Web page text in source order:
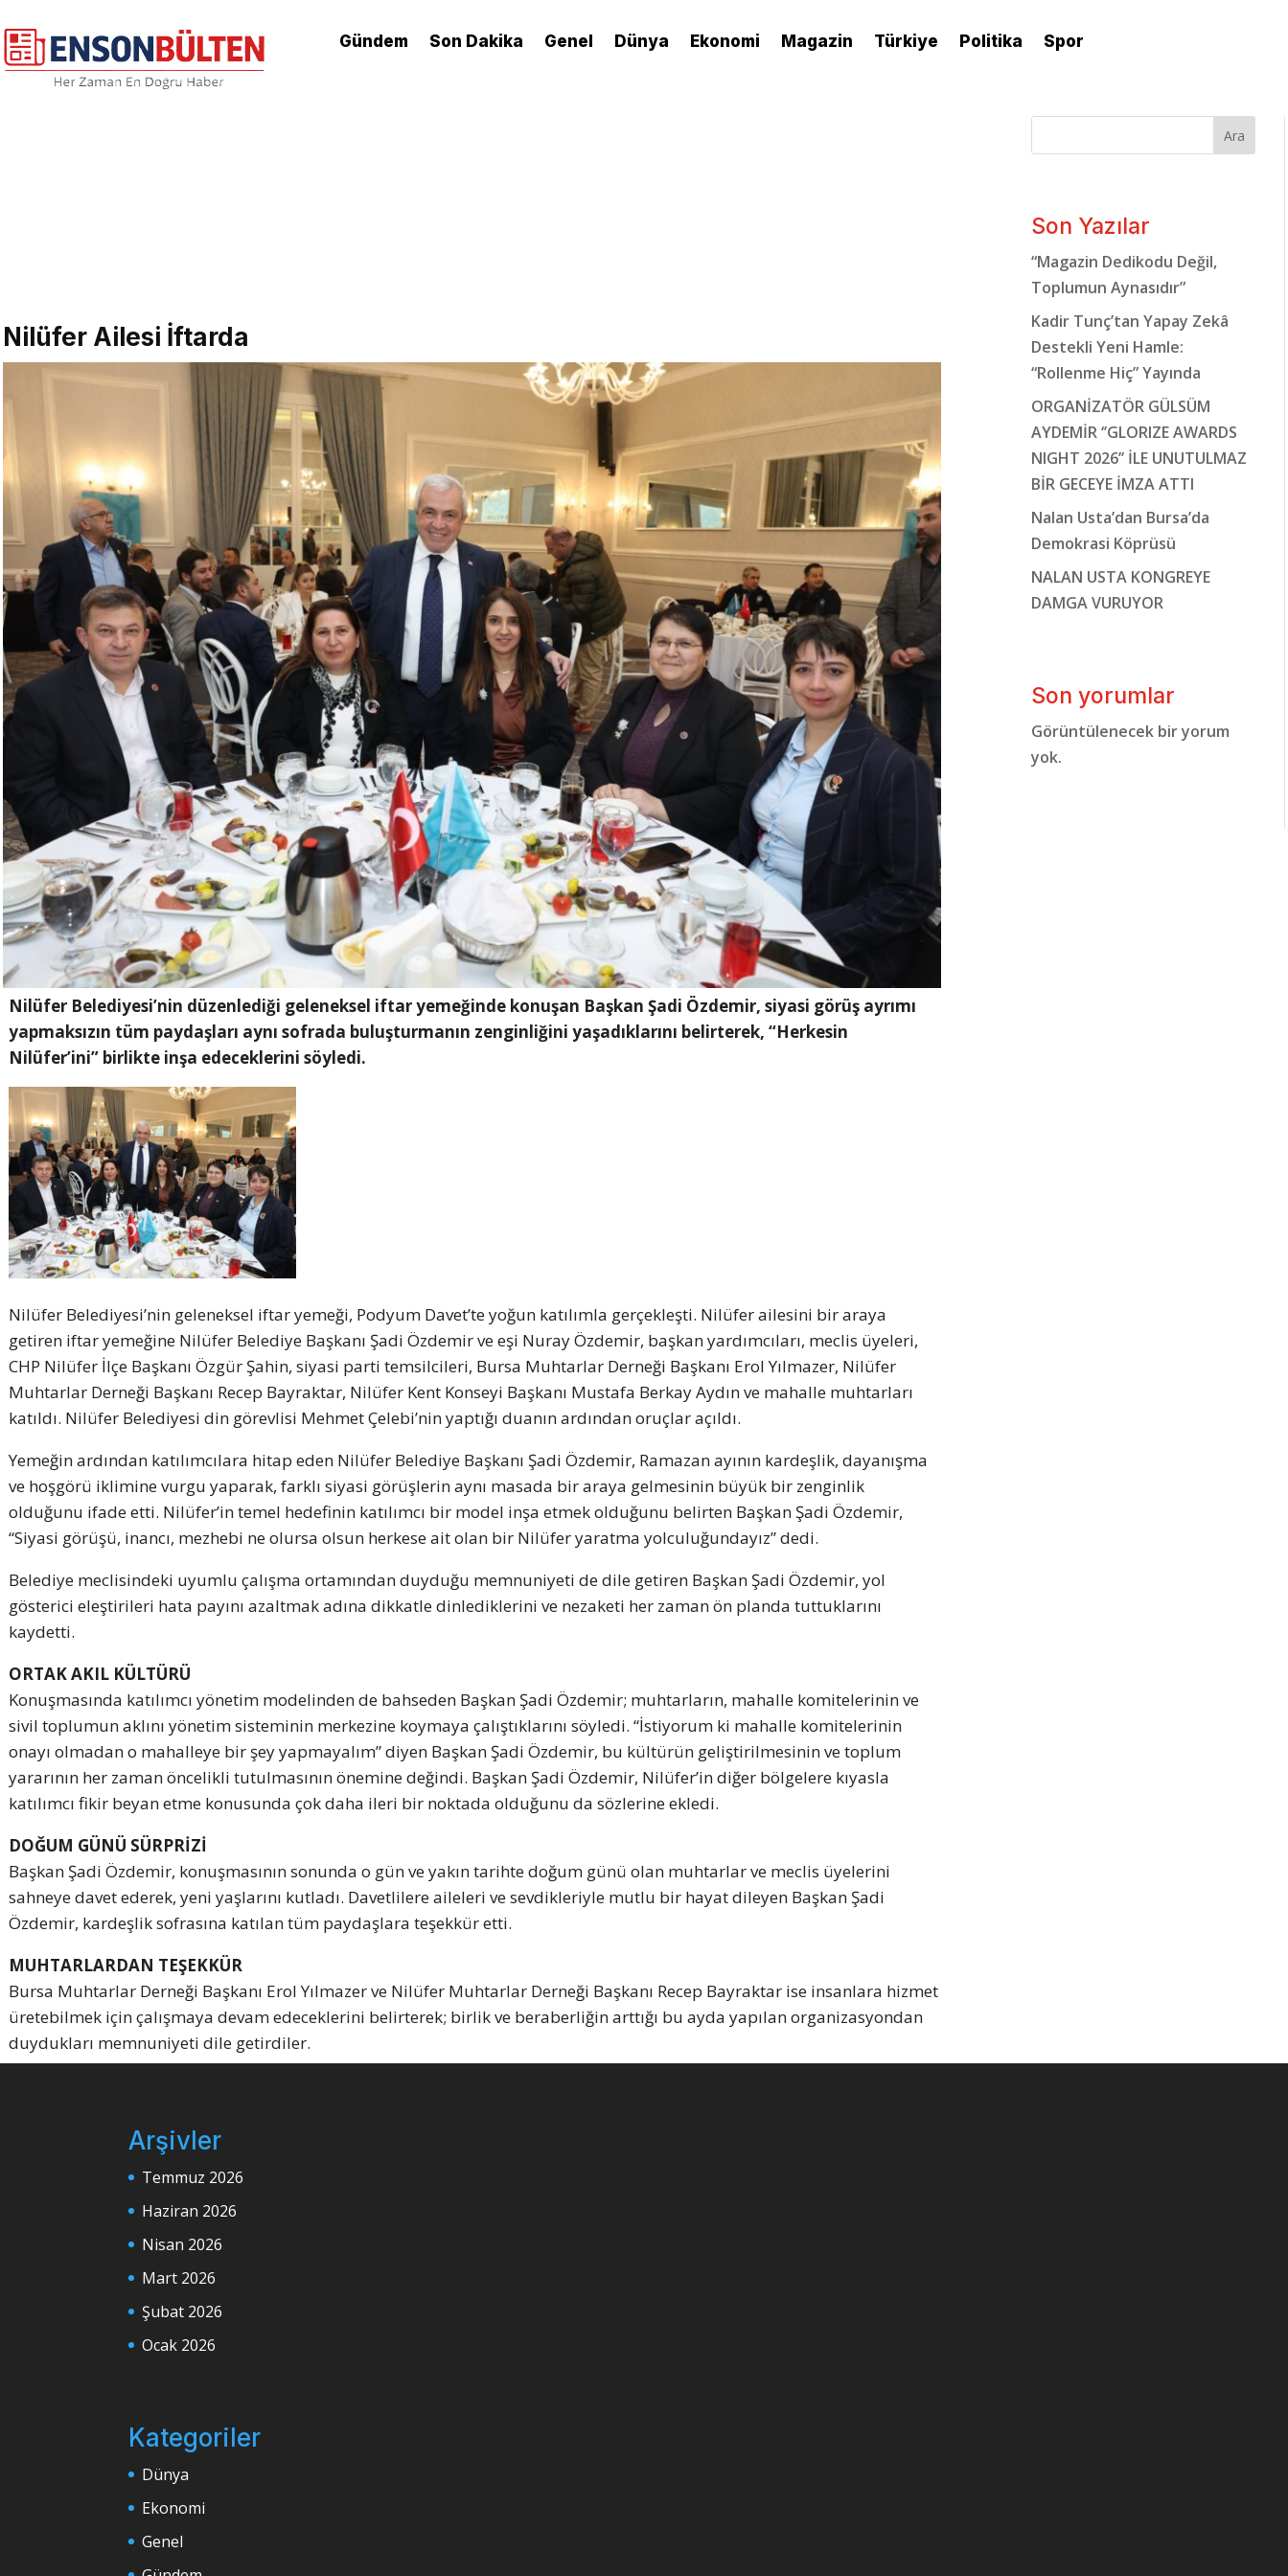
Gündem Son Dakika Genel Dünya Ekonomi Magazin Türkiye Politika Spor
Nilüfer Ailesi İftarda
Nilüfer Belediyesi’nin düzenlediği geleneksel iftar yemeğinde konuşan Başkan Şadi Özdemir, siyasi görüş ayrımı
yapmaksızın tüm paydaşları aynı sofrada buluşturmanın zenginliğini yaşadıklarını belirterek, “Herkesin
Nilüfer’ini” birlikte inşa edeceklerini söyledi.
Nilüfer Belediyesi’nin geleneksel iftar yemeği, Podyum Davet’te yoğun katılımla gerçekleşti. Nilüfer ailesini bir araya
getiren iftar yemeğine Nilüfer Belediye Başkanı Şadi Özdemir ve eşi Nuray Özdemir, başkan yardımcıları, meclis üyeleri,
CHP Nilüfer İlçe Başkanı Özgür Şahin, siyasi parti temsilcileri, Bursa Muhtarlar Derneği Başkanı Erol Yılmazer, Nilüfer
Muhtarlar Derneği Başkanı Recep Bayraktar, Nilüfer Kent Konseyi Başkanı Mustafa Berkay Aydın ve mahalle muhtarları
katıldı. Nilüfer Belediyesi din görevlisi Mehmet Çelebi’nin yaptığı duanın ardından oruçlar açıldı.
Yemeğin ardından katılımcılara hitap eden Nilüfer Belediye Başkanı Şadi Özdemir, Ramazan ayının kardeşlik, dayanışma
ve hoşgörü iklimine vurgu yaparak, farklı siyasi görüşlerin aynı masada bir araya gelmesinin büyük bir zenginlik
olduğunu ifade etti. Nilüfer’in temel hedefinin katılımcı bir model inşa etmek olduğunu belirten Başkan Şadi Özdemir,
“Siyasi görüşü, inancı, mezhebi ne olursa olsun herkese ait olan bir Nilüfer yaratma yolculuğundayız” dedi.
Belediye meclisindeki uyumlu çalışma ortamından duyduğu memnuniyeti de dile getiren Başkan Şadi Özdemir, yol
gösterici eleştirileri hata payını azaltmak adına dikkatle dinlediklerini ve nezaketi her zaman ön planda tuttuklarını
kaydetti.
ORTAK AKIL KÜLTÜRÜ
Konuşmasında katılımcı yönetim modelinden de bahseden Başkan Şadi Özdemir; muhtarların, mahalle komitelerinin ve
sivil toplumun aklını yönetim sisteminin merkezine koymaya çalıştıklarını söyledi. “İstiyorum ki mahalle komitelerinin
onayı olmadan o mahalleye bir şey yapmayalım” diyen Başkan Şadi Özdemir, bu kültürün geliştirilmesinin ve toplum
yararının her zaman öncelikli tutulmasının önemine değindi. Başkan Şadi Özdemir, Nilüfer’in diğer bölgelere kıyasla
katılımcı fikir beyan etme konusunda çok daha ileri bir noktada olduğunu da sözlerine ekledi.
DOĞUM GÜNÜ SÜRPRİZİ
Başkan Şadi Özdemir, konuşmasının sonunda o gün ve yakın tarihte doğum günü olan muhtarlar ve meclis üyelerini
sahneye davet ederek, yeni yaşlarını kutladı. Davetlilere aileleri ve sevdikleriyle mutlu bir hayat dileyen Başkan Şadi
Özdemir, kardeşlik sofrasına katılan tüm paydaşlara teşekkür etti.
MUHTARLARDAN TEŞEKKÜR
Bursa Muhtarlar Derneği Başkanı Erol Yılmazer ve Nilüfer Muhtarlar Derneği Başkanı Recep Bayraktar ise insanlara hizmet
üretebilmek için çalışmaya devam edeceklerini belirterek; birlik ve beraberliğin arttığı bu ayda yapılan organizasyondan
duydukları memnuniyeti dile getirdiler.
Ara
Son Yazılar
“Magazin Dedikodu Değil,
Toplumun Aynasıdır”
Kadir Tunç’tan Yapay Zekâ
Destekli Yeni Hamle:
“Rollenme Hiç” Yayında
ORGANİZATÖR GÜLSÜM
AYDEMİR ‘’GLORIZE AWARDS
NIGHT 2026’’ İLE UNUTULMAZ
BİR GECEYE İMZA ATTI
Nalan Usta’dan Bursa’da
Demokrasi Köprüsü
NALAN USTA KONGREYE
DAMGA VURUYOR
Son yorumlar
Görüntülenecek bir yorum
yok.
Arşivler
Temmuz 2026
Haziran 2026
Nisan 2026
Mart 2026
Şubat 2026
Ocak 2026
Kategoriler
Dünya
Ekonomi
Genel